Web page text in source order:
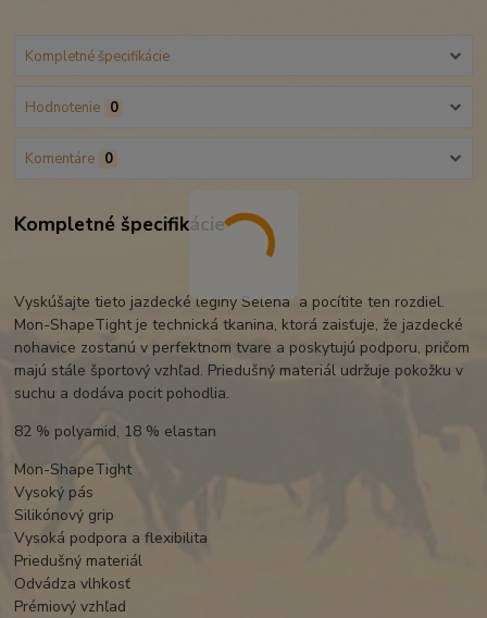
Kompletné špecifikácie
Hodnotenie 0
Komentáre 0
Kompletné špecifikácie
Vyskúšajte tieto jazdecké legíny Selena a pocítite ten rozdiel.
Mon-ShapeTight je technická tkanina, ktorá zaisťuje, že jazdecké
nohavice zostanú v perfektnom tvare a poskytujú podporu, pričom
majú stále športový vzhľad. Priedušný materiál udržuje pokožku v
suchu a dodáva pocit pohodlia.
82 % polyamid, 18 % elastan
Mon-ShapeTight
Vysoký pás
Silikónový grip
Vysoká podpora a flexibilita
Priedušný materiál
Odvádza vlhkosť
Prémiový vzhľad